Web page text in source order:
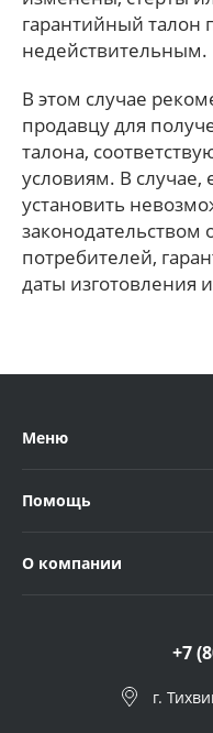
гарантийный талон
недействительным.
В этом случае
продавцу для
талона,
условиям. В случае,
установить
законодательством
потребителей,
даты изготовления
Меню
Помощь
О компании
+7
г.